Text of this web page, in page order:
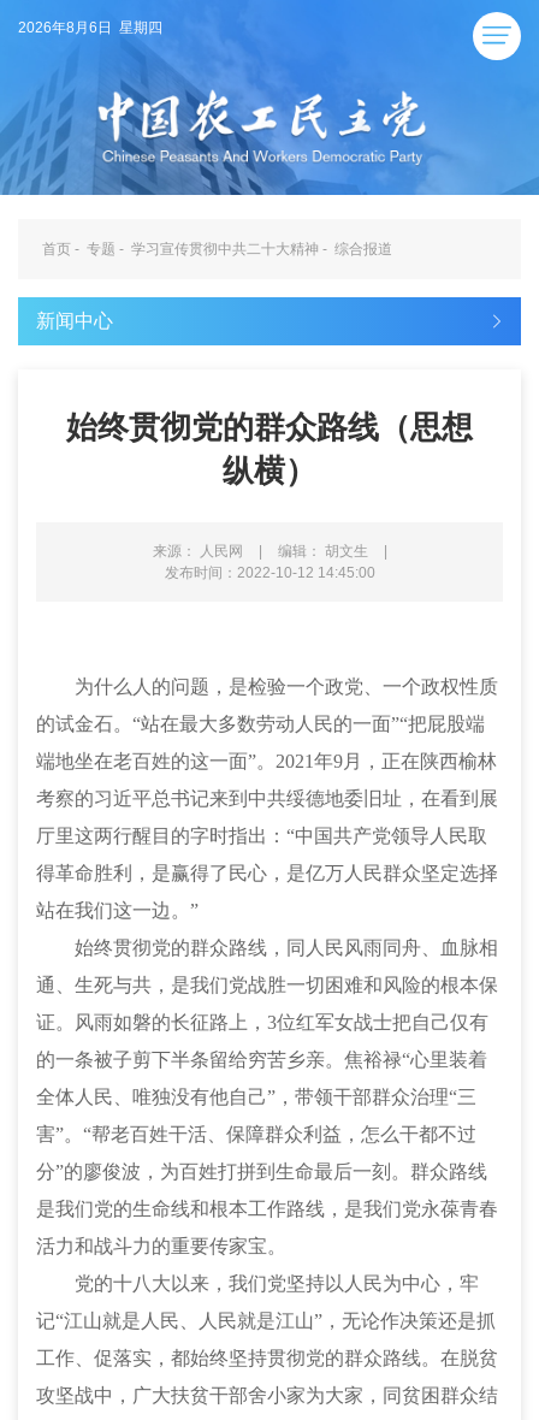
2026年8月6日 星期四
首页 - 专题 - 学习宣传贯彻中共二十大精神 - 综合报道
新闻中心
始终贯彻党的群众路线（思想
纵横）
来源： 人民网 | 编辑： 胡文生
|
发布时间：2022-10-12 14:45:00
为什么人的问题，是检验一个政党、一个政权性质
的试金石。 “站在最大多数劳动人民的一面”“把屁股端
端地坐在老百姓的这一面”。2021年9月，正在陕西榆林
考察的习近平总书记来到中共绥德地委旧址，在看到展
厅里这两行醒目的字时指出：“中国共产党领导人民取
得革命胜利，是赢得了民心，是亿万人民群众坚定选择
站在我们这一边。”
始终贯彻党的群众路线，同人民风雨同舟、血脉相
通、生死与共，是我们党战胜一切困难和风险的根本保
证。风雨如磐的长征路上， 3位红军女战士把自己仅有
的一条被子剪下半条留给穷苦乡亲。焦裕禄“心里装着
全体人民、唯独没有他自己”，带领干部群众治理“三
害”。“帮老百姓干活、保障群众利益，怎么干都不过
分”的廖俊波，为百姓打拼到生命最后一刻。群众路线
是我们党的生命线和根本工作路线，是我们党永葆青春
活力和战斗力的重要传家宝。
党的十八大以来，我们党坚持以人民为中心，牢
记“江山就是人民、人民就是江山”，无论作决策还是抓
工作、促落实，都始终坚持贯彻党的群众路线。在脱贫
攻坚战中，广大扶贫干部舍小家为大家，同贫困群众结